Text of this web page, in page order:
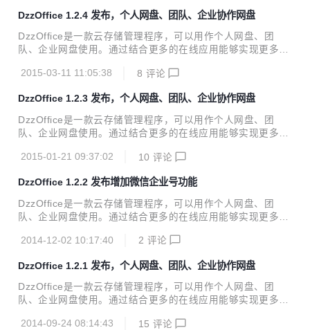
a)。 3：阿里云oss增加新节点支持，同时支持自定义节点地
址。 4：消息中心：可以设置成员发布公开消息权限。 5：更
新mime文件类型，增加常用mime支持。 6：文件下载支持迅
享目录权...
DzzOffice 1.2.4 发布，个人网盘、团队、企业协作网盘
DzzOffice是一款云存储管理程序，可以用作个人网盘、团
队、企业网盘使用。通过结合更多的在线应用能够实现更多的
www.dzzoffice.com/intro/index.html DzzOffice1.2.4主要更
户资料的导入导出，导入的机构支持多级。 2：增加文件分享
功能，可以设置分享时间，次数和密码，增加“我的分享”和“分
享管理应用”。 3：修复开启Gzip时的一些问题。 4：修复重命
6：修改管理员登录页面，...
2015-03-11 11:05:38 8 评论
DzzOffice 1.2.3 发布，个人网盘、团队、企业协作网盘
DzzOffice是一款云存储管理程序，可以用作个人网盘、团
队、企业网盘使用。通过结合更多的在线应用能够实现更多的
www.dzzoffice.com/intro/index.html DzzOffice1.2.3主要更
料，资料审核，实名认证。 2：增加”用户管理“应用，方便管
理用户，用户资料，资料审核和认证。 3：消息中心增加投票
功能，@设置中增加是否允许游客访问的设置。 4：上传UI修
存储支持。 6：云设置和管理中增加路...
2015-01-21 09:37:02 10 评论
DzzOffice 1.2.2 发布增加微信企业号功能
DzzOffice是一款云存储管理程序，可以用作个人网盘、团
队、企业网盘使用。通过结合更多的在线应用能够实现更多的
www.dzzoffice.com/intro/index.html DzzOffice1.2.2主要更
可以发送到用户微信端。 2：优化各个应用微信端的访问效
果，应用增加微信设置和微信菜单管理。 3：优化系统性能，
开启缓存服务时显著提高系统并发能力。 4：优化和完善机构
消息中心：@部门和@用户菜单去除，统一在...
2014-12-02 10:17:40 2 评论
DzzOffice 1.2.1 发布，个人网盘、团队、企业协作网盘
DzzOffice是一款云存储管理程序，可以用作个人网盘、团
队、企业网盘使用。通过结合更多的在线应用能够实现更多的
www.dzzoffice.com/intro/index.html 本次更新主要为安全更
2014-09-24 08:14:43 15 评论